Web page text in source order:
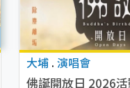
大埔 .演唱會
佛誕開放日 2026